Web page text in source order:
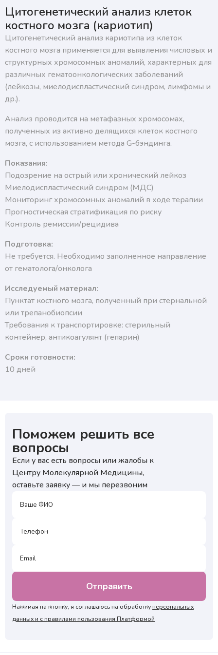
Цитогенетический анализ клеток
костного мозга (кариотип)
Цитогенетический анализ кариотипа из клеток
костного мозга применяется для выявления числовых и
структурных хромосомных аномалий, характерных для
различных гематоонкологических заболеваний
(лейкозы, миелодиспластический синдром, лимфомы и
др.).
Анализ проводится на метафазных хромосомах,
полученных из активно делящихся клеток костного
мозга, с использованием метода G-бэндинга.
Показания:
Подозрение на острый или хронический лейкоз
Миелодиспластический синдром (МДС)
Мониторинг хромосомных аномалий в ходе терапии
Прогностическая стратификация по риску
Контроль ремиссии/рецидива
Подготовка:
Не требуется. Необходимо заполненное направление
от гематолога/онколога
Исследуемый материал:
Пунктат костного мозга, полученный при стернальной
или трепанобиопсии
Требования к транспортировке: стерильный
контейнер, антикоагулянт (гепарин)
Сроки готовности:
10 дней
Поможем решить все
вопросы
Если у вас есть вопросы или жалобы к
Центру Молекулярной Медицины,
оставьте заявку — и мы перезвоним
Нажимая на кнопку, я соглашаюсь на обработкуперсональных
данных и с правилами пользования Платформой
с условиями обработки персональных данных и
подтверждаю согласие на получение ответа, а также
ознакомлен с правилами подготовки к исследованиям